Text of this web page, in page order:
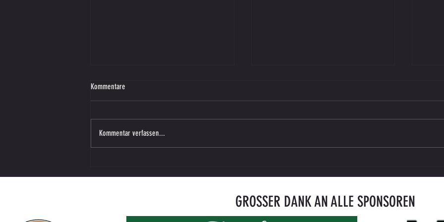
Kommentare
Kommentar verfassen...
GROSSER DANK AN ALLE SPONSOREN